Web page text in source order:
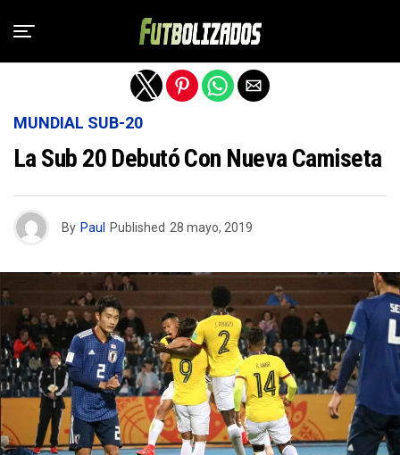
MUNDIAL SUB-20
La Sub 20 Debutó Con Nueva Camiseta
By Paul Published 28 mayo, 2019
Salir de la versión móvil